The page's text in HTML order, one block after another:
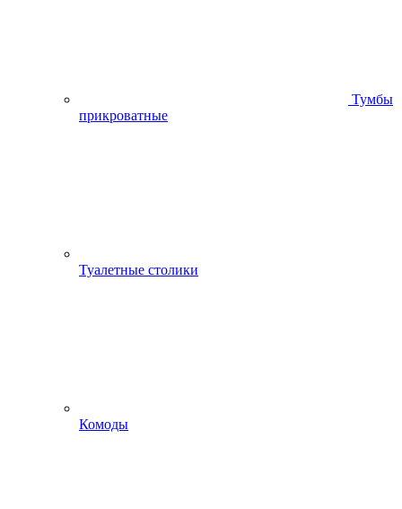
Тумбы
прикроватные
Туалетные столики
Комоды